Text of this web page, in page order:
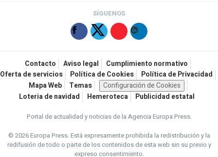
SÍGUENOS
Contacto Aviso legal
Cumplimiento normativo
Oferta de servicios
Política de Cookies
Política de Privacidad
Mapa Web
Temas
Configuración de Cookies
Loteria de navidad
Hemeroteca Publicidad estatal
Portal de actualidad y noticias de la Agencia Europa Press.
© 2026 Europa Press.Está expresamente prohibida la redistribución y la
redifusión de todo o parte de los contenidos de esta web sin su previo y
expreso consentimiento.